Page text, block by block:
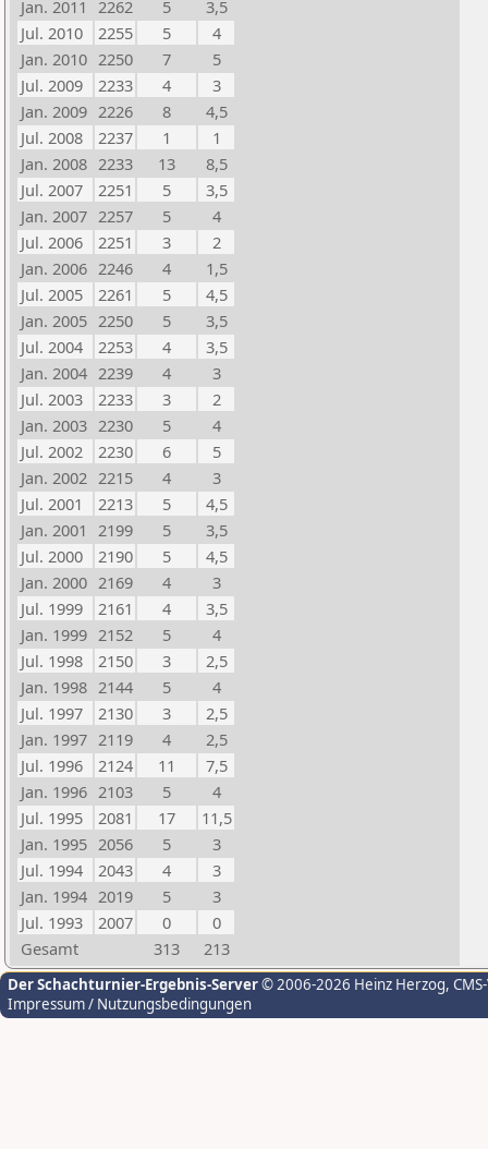
Jan. 2011 2262 5
3,5
Jul. 2010
2255 5
4
Jan. 2010 2250 7
5
Jul. 2009
2233 4
3
Jan. 2009 2226 8
4,5
Jul. 2008
2237 1
1
Jan. 2008 2233 13
8,5
Jul. 2007
2251 5
3,5
Jan. 2007 2257 5
4
Jul. 2006
2251 3
2
Jan. 2006 2246 4
1,5
Jul. 2005
2261 5
4,5
Jan. 2005 2250 5
3,5
Jul. 2004
2253 4
3,5
Jan. 2004 2239 4
3
Jul. 2003
2233 3
2
Jan. 2003 2230 5
4
Jul. 2002
2230 6
5
Jan. 2002 2215 4
3
Jul. 2001
2213 5
4,5
Jan. 2001 2199 5
3,5
Jul. 2000
2190 5
4,5
Jan. 2000 2169 4
3
Jul. 1999
2161 4
3,5
Jan. 1999 2152 5
4
Jul. 1998
2150 3
2,5
Jan. 1998 2144 5
4
Jul. 1997
2130 3
2,5
Jan. 1997 2119 4
2,5
Jul. 1996
2124 11
7,5
Jan. 1996 2103 5
4
Jul. 1995
2081 17
11,5
Jan. 1995 2056 5
3
Jul. 1994
2043 4
3
Jan. 1994 2019 5
3
Jul. 1993
2007 0
0
Gesamt
313 213
Der Schachturnier-Ergebnis-Server© 2006-2026 Heinz Herzog,
Impressum / Nutzungsbedingungen